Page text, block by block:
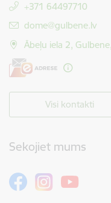
+371 64497710
E-pasts:
dome@gulbene.lv
Ābeļu iela 2,
Visi kontakti
Sekojiet mums